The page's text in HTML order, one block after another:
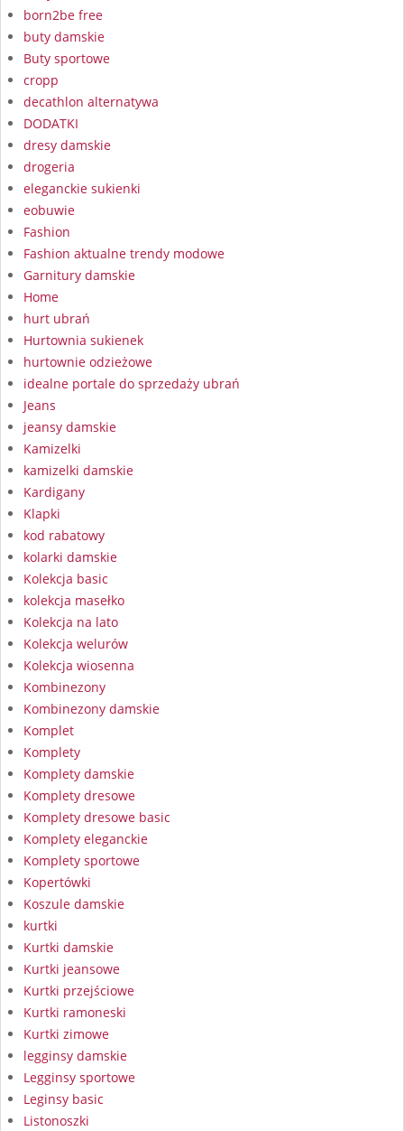
born2be free
buty damskie
Buty sportowe
cropp
decathlon alternatywa
DODATKI
dresy damskie
drogeria
eleganckie sukienki
eobuwie
Fashion
Fashion aktualne trendy modowe
Garnitury damskie
Home
hurt ubrań
Hurtownia sukienek
hurtownie odzieżowe
idealne portale do sprzedaży ubrań
Jeans
jeansy damskie
Kamizelki
kamizelki damskie
Kardigany
Klapki
kod rabatowy
kolarki damskie
Kolekcja basic
kolekcja masełko
Kolekcja na lato
Kolekcja welurów
Kolekcja wiosenna
Kombinezony
Kombinezony damskie
Komplet
Komplety
Komplety damskie
Komplety dresowe
Komplety dresowe basic
Komplety eleganckie
Komplety sportowe
Kopertówki
Koszule damskie
kurtki
Kurtki damskie
Kurtki jeansowe
Kurtki przejściowe
Kurtki ramoneski
Kurtki zimowe
legginsy damskie
Legginsy sportowe
Leginsy basic
Listonoszki